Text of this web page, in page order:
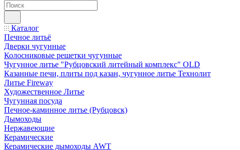
Каталог
Печное литьё
Дверки чугунные
Колосниковые решетки чугунные
Чугунное литье "Рубцовский литейный комплекс" OLD
Казанные печи, плиты под казан, чугунное литье Технолит
Литье Fireway
Художественное Литье
Чугунная посуда
Печное-каминное литье (Рубцовск)
Дымоходы
Нержавеющие
Керамические
Керамические дымоходы AWT